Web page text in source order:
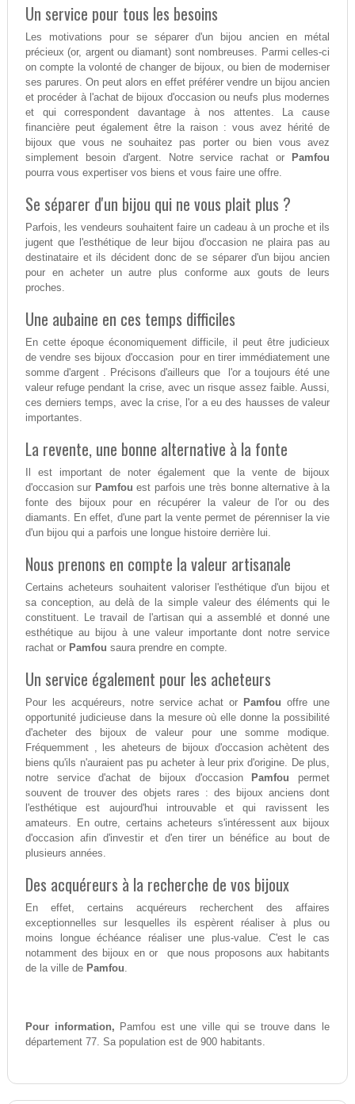
Un service pour tous les besoins
Les motivations pour se séparer d'un bijou ancien en métal
précieux (or, argent ou diamant) sont nombreuses. Parmi celles-ci
on compte la volonté de changer de bijoux, ou bien de moderniser
ses parures. On peut alors en effet préférer vendre un bijou ancien
et procéder à l'achat de bijoux d'occasion ou neufs plus modernes
et qui correspondent davantage à nos attentes. La cause
financière peut également être la raison : vous avez hérité de
bijoux que vous ne souhaitez pas porter ou bien vous avez
simplement besoin d'argent. Notre service rachat or Pamfou
pourra vous expertiser vos biens et vous faire une offre.
Se séparer d'un bijou qui ne vous plait plus ?
Parfois, les vendeurs souhaitent faire un cadeau à un proche et ils
jugent que l'esthétique de leur bijou d'occasion ne plaira pas au
destinataire et ils décident donc de se séparer d'un bijou ancien
pour en acheter un autre plus conforme aux gouts de leurs
proches.
Une aubaine en ces temps difficiles
En cette époque économiquement difficile, il peut être judicieux
de vendre ses bijoux d'occasion pour en tirer immédiatement une
somme d'argent . Précisons d'ailleurs que l'or a toujours été une
valeur refuge pendant la crise, avec un risque assez faible. Aussi,
ces derniers temps, avec la crise, l'or a eu des hausses de valeur
importantes.
La revente, une bonne alternative à la fonte
Il est important de noter également que la vente de bijoux
d'occasion sur Pamfou est parfois une très bonne alternative à la
fonte des bijoux pour en récupérer la valeur de l'or ou des
diamants. En effet, d'une part la vente permet de pérenniser la vie
d'un bijou qui a parfois une longue histoire derrière lui.
Nous prenons en compte la valeur artisanale
Certains acheteurs souhaitent valoriser l'esthétique d'un bijou et
sa conception, au delà de la simple valeur des éléments qui le
constituent. Le travail de l'artisan qui a assemblé et donné une
esthétique au bijou à une valeur importante dont notre service
rachat or Pamfou saura prendre en compte.
Un service également pour les acheteurs
Pour les acquéreurs, notre service achat or Pamfou offre une
opportunité judicieuse dans la mesure où elle donne la possibilité
d'acheter des bijoux de valeur pour une somme modique.
Fréquemment , les aheteurs de bijoux d'occasion achètent des
biens qu'ils n'auraient pas pu acheter à leur prix d'origine. De plus,
notre service d'achat de bijoux d'occasion Pamfou permet
souvent de trouver des objets rares : des bijoux anciens dont
l'esthétique est aujourd'hui introuvable et qui ravissent les
amateurs. En outre, certains acheteurs s'intéressent aux bijoux
d'occasion afin d'investir et d'en tirer un bénéfice au bout de
plusieurs années.
Des acquéreurs à la recherche de vos bijoux
En effet, certains acquéreurs recherchent des affaires
exceptionnelles sur lesquelles ils espèrent réaliser à plus ou
moins longue échéance réaliser une plus-value. C'est le cas
notamment des bijoux en or que nous proposons aux habitants
de la ville de Pamfou
Pour information, Pamfou est une ville qui se trouve dans le
département 77. Sa population est de 900 habitants.